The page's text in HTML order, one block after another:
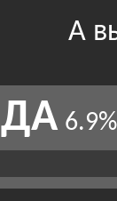
А
ДА 6.9%